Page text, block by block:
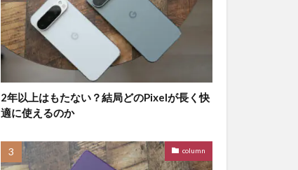
2年以上はもたない？結局どのPixelが長く快
適に使えるのか
column